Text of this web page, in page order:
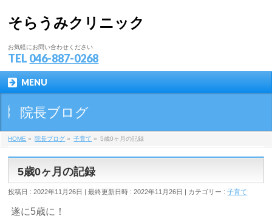
そらうみクリニック
お気軽にお問い合わせください
TEL 046-887-0268
MENU
院長ブログ
HOME » 院長ブログ » 子育て » 5歳0ヶ月の記録
5歳0ヶ月の記録
投稿日 : 2022年11月26日 最終更新日時 : 2022年11月26日 カテゴリー :子育て
遂に5歳に！